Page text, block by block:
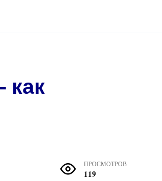
как
ПРОСМОТРОВ
119